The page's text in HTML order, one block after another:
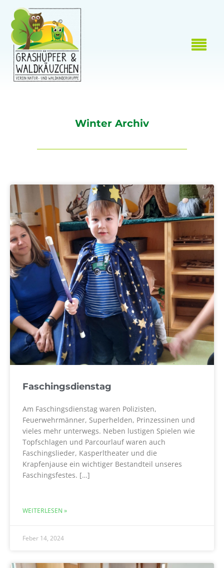
Winter Archiv
Faschingsdienstag
Am Faschingsdienstag waren Polizisten,
Feuerwehrmänner, Superhelden, Prinzessinen und
vieles mehr unterwegs. Neben lustigen Spielen wie
Topfschlagen und Parcourlauf waren auch
Faschingslieder, Kasperltheater und die
Krapfenjause ein wichtiger Bestandteil unseres
Faschingsfestes. […]
WEITERLESEN »
Feber 14, 2024